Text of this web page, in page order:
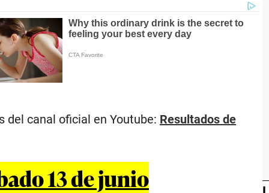
del canal oficial en Youtube: Resultados de
13 de junio